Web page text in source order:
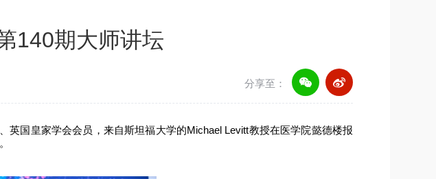
140期大师讲坛
分享至：
英国皇家学会会员，来自斯坦福大学的Michael Levitt教授在医学院懿德楼报